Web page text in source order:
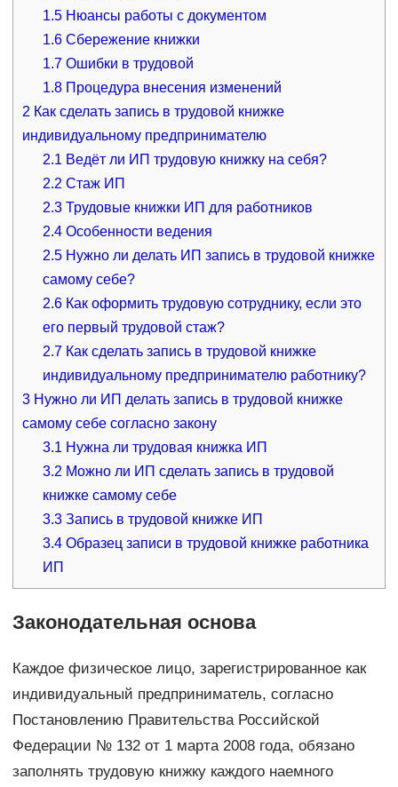
1.5 Нюансы работы с документом
1.6 Сбережение книжки
1.7 Ошибки в трудовой
1.8 Процедура внесения изменений
2 Как сделать запись в трудовой книжке
индивидуальному предпринимателю
2.1 Ведёт ли ИП трудовую книжку на себя?
2.2 Стаж ИП
2.3 Трудовые книжки ИП для работников
2.4 Особенности ведения
2.5 Нужно ли делать ИП запись в трудовой книжке
самому себе?
2.6 Как оформить трудовую сотруднику, если это
его первый трудовой стаж?
2.7 Как сделать запись в трудовой книжке
индивидуальному предпринимателю работнику?
3Нужно ли ИП делать запись в трудовой книжке
самому себе согласно закону
3.1 Нужна ли трудовая книжка ИП
3.2 Можно ли ИП сделать запись в трудовой
книжке самому себе
3.3 Запись в трудовой книжке ИП
3.4 Образец записи в трудовой книжке работника
ИП
Законодательная основа
Каждое физическое лицо, зарегистрированное как
индивидуальный предприниматель, согласно
Постановлению Правительства Российской
Федерации № 132 от 1 марта 2008 года, обязано
заполнять трудовую книжку каждого наемного